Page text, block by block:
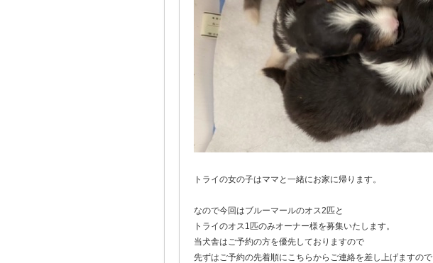
トライの女の子はママと一緒にお家に帰ります。
なので今回はブルーマールのオス2匹と
トライのオス1匹のみオーナー様を募集いたします。
当犬舎はご予約の方を優先しておりますので
先ずはご予約の先着順にこちらからご連絡を差し上げますので